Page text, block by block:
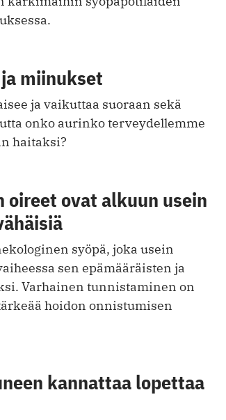
miinukset
ja vaikuttaa suoraan sekä
onko aurinko terveydellemme
haitaksi?
oireet ovat alkuun usein
syöpä, joka usein
sen epämääräisten ja
Varhainen tunnistaminen on
hoidon onnistumisen
kannattaa lopettaa